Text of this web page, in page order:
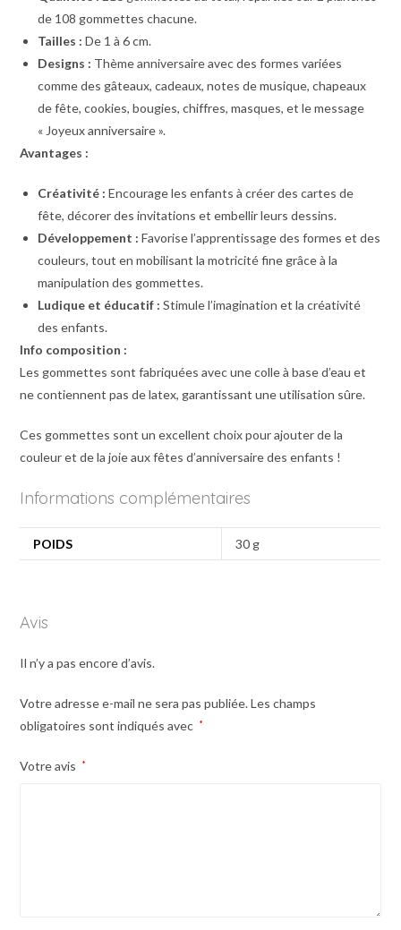
de 108 gommettes chacune.
Tailles : De 1 à 6 cm.
Designs : Thème anniversaire avec des formes variées
comme des gâteaux, cadeaux, notes de musique, chapeaux
de fête, cookies, bougies, chiffres, masques, et le message
« Joyeux anniversaire ».
Avantages :
Créativité : Encourage les enfants à créer des cartes de
fête, décorer des invitations et embellir leurs dessins.
Développement : Favorise l’apprentissage des formes et des
couleurs, tout en mobilisant la motricité fine grâce à la
manipulation des gommettes.
Ludique et éducatif : Stimule l’imagination et la créativité
des enfants.
Info composition :
Les gommettes sont fabriquées avec une colle à base d’eau et
ne contiennent pas de latex, garantissant une utilisation sûre.
Ces gommettes sont un excellent choix pour ajouter de la
couleur et de la joie aux fêtes d’anniversaire des enfants !
Informations complémentaires
POIDS 30 g
Avis
Il n’y a pas encore d’avis.
Votre adresse e-mail ne sera pas publiée. Les champs
obligatoires sont indiqués avec *
Votre avis *